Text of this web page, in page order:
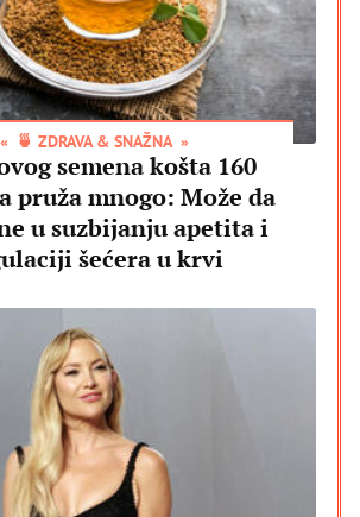
🍵 ZDRAVA & SNAŽNA
semena košta 160
pruža mnogo: Može da
u suzbijanju apetita i
šećera u krvi